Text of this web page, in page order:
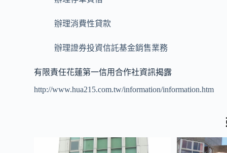
辦理消費性貸款
辦理證券投資信託基金銷售業務
有限責任花蓮第一信用合作社資訊揭露
http://www.hua215.com.tw/information/information.htm